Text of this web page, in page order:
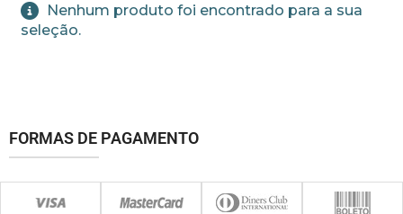
Nenhum produto foi encontrado para a sua
seleção.
FORMAS DE PAGAMENTO